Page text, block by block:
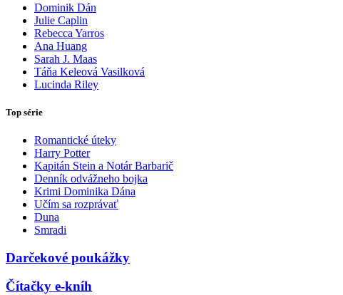
Dominik Dán
Julie Caplin
Rebecca Yarros
Ana Huang
Sarah J. Maas
Táňa Keleová Vasilková
Lucinda Riley
Top série
Romantické úteky
Harry Potter
Kapitán Stein a Notár Barbarič
Denník odvážneho bojka
Krimi Dominika Dána
Učím sa rozprávať
Duna
Smradi
Darčekové poukážky
Čítačky e-kníh